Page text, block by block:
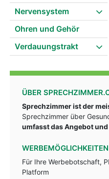
Nervensystem
Ohren und Gehör
Verdauungstrakt
ÜBER
Sprechzimmer ist der
Sprechzimmer über
umfasst das Angebot
Für Ihre Werbebotschaft,
Platform